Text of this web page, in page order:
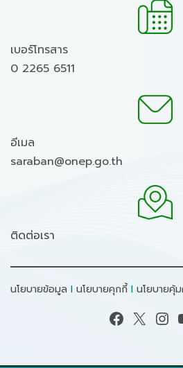
เบอร์โทรสาร
0 2265 6511
อีเมล
saraban@onep.go.th
ติดต่อเรา
นโยบายข้อมูล I นโยบายคุกกี้I นโยบายคุ้
Facebook X Instagram